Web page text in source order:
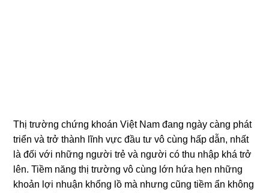
Thị trường chứng khoán Việt Nam đang ngày càng phát
triển và trở thành lĩnh vực đầu tư vô cùng hấp dẫn, nhất
là đối với những người trẻ và người có thu nhập khá trở
lên. Tiềm năng thị trường vô cùng lớn hứa hẹn những
khoản lợi nhuận khổng lồ mà nhưng cũng tiềm ẩn không